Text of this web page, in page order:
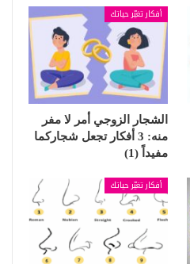
أفكار تغيّر حياتك
الشجار الزوجي أمر لا مفر
منه: 3 أفكار تجعل شجاركما
مفيداً (1)
أفكار تغيّر حياتك